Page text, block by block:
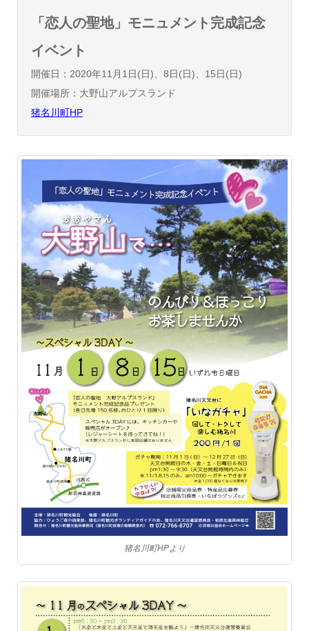
「恋人の聖地」モニュメント完成記念
イベント
開催日：2020年11月1日(日)、8日(日)、15日(日)
開催場所：大野山アルプスランド
猪名川町HP
猪名川町HPより